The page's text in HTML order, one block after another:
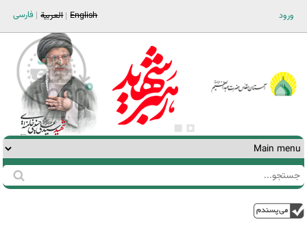
ورود فارسی العربية English
فرم
جستجو
جستجو